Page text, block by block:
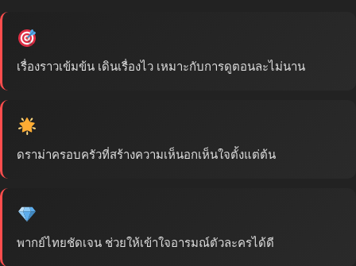
เรื่องราวเข้มข้น เดินเรื่องไว เหมาะกับการดูตอนละไม่นาน
ดราม่าครอบครัวที่สร้างความเห็นอกเห็นใจตั้งแต่ต้น
พากย์ไทยชัดเจน ช่วยให้เข้าใจอารมณ์ตัวละครได้ดี